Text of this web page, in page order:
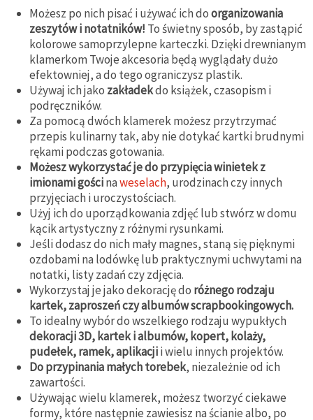
Możesz po nich pisać i używać ich doorganizowania
zeszytów i notatników! To świetny sposób, by zastąpić
kolorowe samoprzylepne karteczki. Dzięki drewnianym
klamerkom Twoje akcesoria będą wyglądały dużo
efektowniej, a do tego ograniczysz plastik.
Używaj ich jako zakładekdo książek, czasopism i
podręczników.
Za pomocą dwóch klamerek możesz przytrzymać
przepis kulinarny tak, aby nie dotykać kartki brudnymi
rękami podczas gotowania.
Możesz wykorzystać je do przypięcia winietek z
imionami gościnaweselach, urodzinach czy innych
przyjęciach i uroczystościach.
Użyj ich do uporządkowania zdjęć lub stwórz w domu
kącik artystyczny z różnymi rysunkami.
Jeśli dodasz do nich mały magnes, staną się pięknymi
ozdobami na lodówkę lub praktycznymi uchwytami na
notatki, listy zadań czy zdjęcia.
Wykorzystaj je jako dekorację do różnego rodzaju
kartek, zaproszeń czy albumów scrapbookingowych.
To idealny wybór do wszelkiego rodzaju wypukłych
dekoracji 3D, kartek i albumów, kopert, kolaży,
pudełek, ramek, aplikacjii wielu innych projektów.
Do przypinania małych torebek, niezależnie od ich
zawartości.
Używając wielu klamerek, możesz tworzyć ciekawe
formy, które następnie zawiesisz na ścianie albo, po